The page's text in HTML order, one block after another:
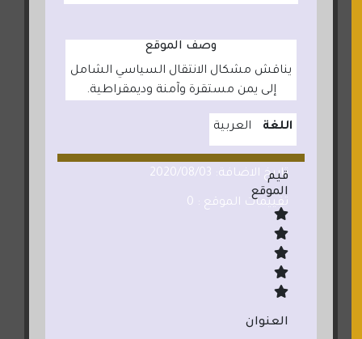
وصف الموقع
يناقش مشكال الانتقال السياسي الشامل
إلى يمن مستقرة وآمنة وديمقراطية.
اللغة العربية
تاريخ الاضافة: 2020/08/03
تقييمات الموقع : 0
قيم
الموقع
العنوان